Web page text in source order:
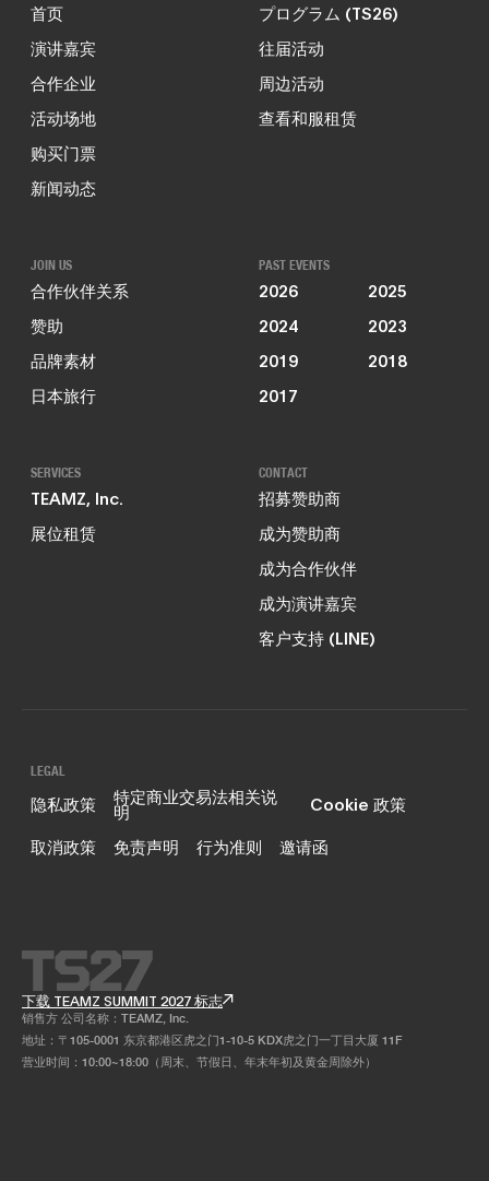
首页
演讲嘉宾
合作企业
活动场地
购买门票
新闻动态
プログラム (TS26)
往届活动
周边活动
查看和服租赁
JOIN US
合作伙伴关系
赞助
品牌素材
日本旅行
PAST EVENTS
2026
2025
2024
2023
2019
2018
2017
SERVICES
TEAMZ, Inc.
展位租赁
CONTACT
招募赞助商
成为赞助商
成为合作伙伴
成为演讲嘉宾
客户支持 (LINE)
LEGAL
隐私政策 特定商业交易法相关说
明
Cookie 政策
取消政策
免责声明 行为准则 邀请函
下载 TEAMZ SUMMIT 2027 标志
销售方 公司名称：TEAMZ, Inc.
地址：〒105-0001 东京都港区虎之门1-10-5 KDX虎之门一丁目大厦 11F
营业时间：10:00~18:00（周末、节假日、年末年初及黄金周除外）